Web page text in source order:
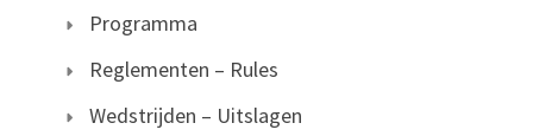
Programma
Reglementen – Rules
Wedstrijden – Uitslagen